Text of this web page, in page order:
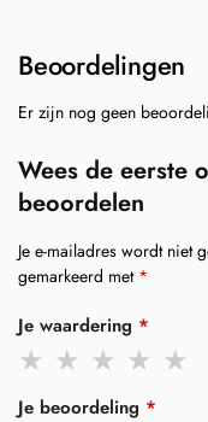
Beoordelingen
Er zijn nog geen
Wees de eerste
beoordelen
Je e-mailadres wordt niet
gemarkeerd met *
Je waardering *
Je beoordeling *